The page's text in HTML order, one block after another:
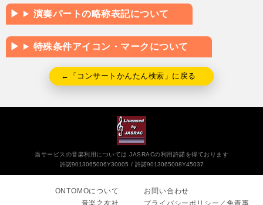
演奏パートの略称表記について
特殊条件アイコン・マークについて
←「コンサートかんたん検索」に戻る
当サービスの音楽利用については JASRACの利用許諾を得ております
許諾9013065006Y30005
許諾9013065008Y45037
ONTOMOについて
音楽之友社
お問い合わせ
プライバシーポリシー／免責事